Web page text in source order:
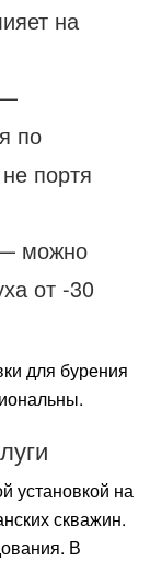
на
по
портя
— можно
от -30
для бурения
установкой на
скважин.
В